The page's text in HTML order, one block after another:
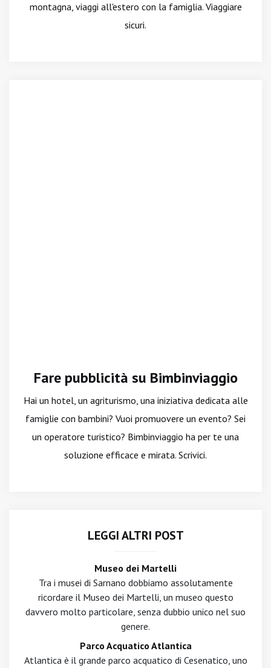
montagna, viaggi all'estero con la famiglia. Viaggiare
sicuri.
Fare pubblicità su Bimbinviaggio
Hai un hotel, un agriturismo, una iniziativa dedicata alle
famiglie con bambini? Vuoi promuovere un evento? Sei
un operatore turistico? Bimbinviaggio ha per te una
soluzione efficace e mirata. Scrivici.
LEGGI ALTRI POST
Museo dei Martelli
Tra i musei di Sarnano dobbiamo assolutamente
ricordare il Museo dei Martelli, un museo questo
davvero molto particolare, senza dubbio unico nel suo
genere.
Parco Acquatico Atlantica
Atlantica è il grande parco acquatico di Cesenatico, uno